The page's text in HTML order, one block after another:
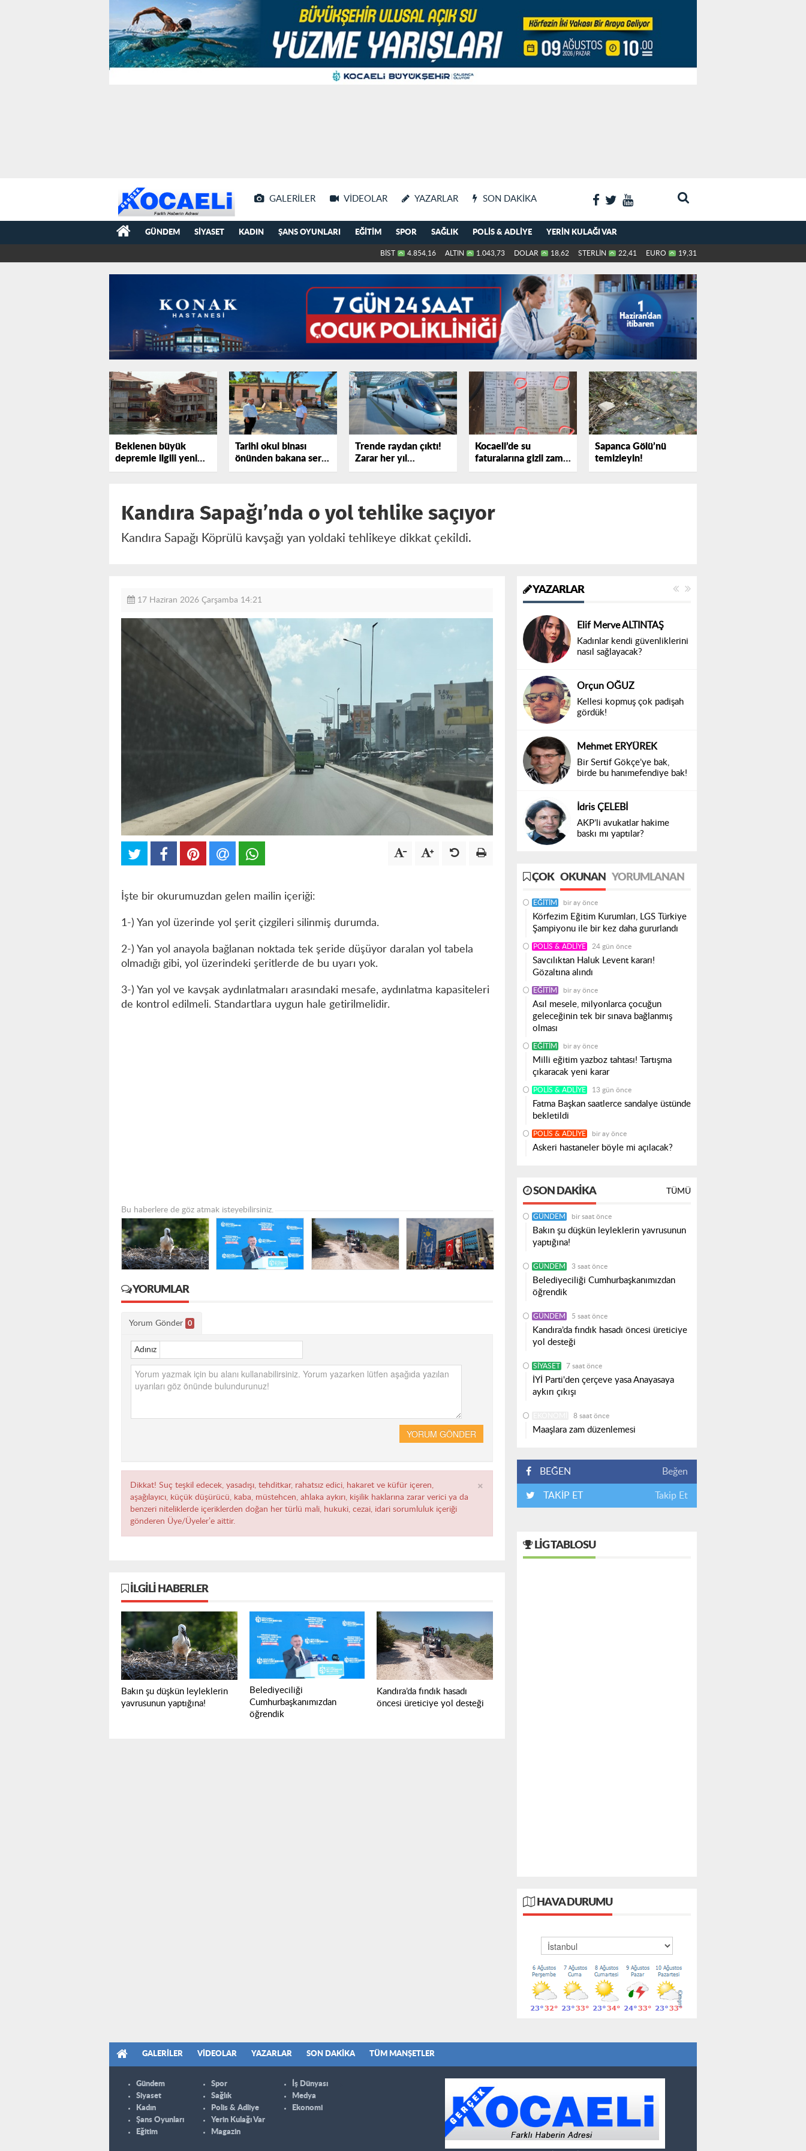
GALERILER VIDEOLAR YAZARLAR SON DAKIKA
GÜNDEM SIYASET KADIN ŞANS OYUNLARI EĞITIM SPOR SAĞLIK POLIS & ADLIYE YERIN KULAĞI VAR
BİST 4.854,16 ALTIN 1.043,73 DOLAR 18,62 STERLİN 22,41 EURO 19,31
Beklenen büyük
depremle ilgili yeni
uyarı
Tarihi okul binası
önünden bakana sert
tepki gösterdi!
Trende raydan çıktı!
Zarar her yıl
katlanıyor
Kocaeli’de su
faturalarına gizli zam
iddiası
Sapanca Gölü’nü
temizleyin!
Kandıra Sapağı’nda o yol tehlike saçıyor
Kandıra Sapağı Köprülü kavşağı yan yoldaki tehlikeye dikkat çekildi.
17 Haziran 2026 Çarşamba 14:21
İşte bir okurumuzdan gelen mailin içeriği:
1-) Yan yol üzerinde yol şerit çizgileri silinmiş durumda.
2-) Yan yol anayola bağlanan noktada tek şeride düşüyor daralan yol tabela
olmadığı gibi, yol üzerindeki şeritlerde de bu uyarı yok.
3-) Yan yol ve kavşak aydınlatmaları arasındaki mesafe, aydınlatma kapasiteleri
de kontrol edilmeli. Standartlara uygun hale getirilmelidir.
Bu haberlere de göz atmak isteyebilirsiniz.
YORUMLAR
Yorum Gönder 0
Adınız
YORUM GÖNDER
×
Dikkat! Suç teşkil edecek, yasadışı, tehditkar, rahatsız edici, hakaret ve küfür içeren,
aşağılayıcı, küçük düşürücü, kaba, müstehcen, ahlaka aykırı, kişilik haklarına zarar verici ya da
benzeri niteliklerde içeriklerden doğan her türlü mali, hukuki, cezai, idari sorumluluk içeriği
gönderen Üye/Üyeler’e aittir.
İLGILI HABERLER
Bakın şu düşkün leyleklerin
yavrusunun yaptığına!
Belediyeciliği
Cumhurbaşkanımızdan
öğrendik
Kandıra’da fındık hasadı
öncesi üreticiye yol desteği
YAZARLAR
Elif Merve ALTINTAŞ
Kadınlar kendi güvenliklerini
nasıl sağlayacak?
Orçun OĞUZ
Kellesi kopmuş çok padişah
gördük!
Mehmet ERYÜREK
Bir Sertif Gökçe’ye bak,
birde bu hanımefendiye bak!
İdris ÇELEBİ
AKP’li avukatlar hakime
baskı mı yaptılar?
ÇOK OKUNAN YORUMLANAN
EĞITIM bir ay önce
Körfezim Eğitim Kurumları, LGS Türkiye
Şampiyonu ile bir kez daha gururlandı
POLIS & ADLIYE 24 gün önce
Savcılıktan Haluk Levent kararı!
Gözaltına alındı
EĞITIM bir ay önce
Asıl mesele, milyonlarca çocuğun
geleceğinin tek bir sınava bağlanmış
olması
EĞITIM bir ay önce
Milli eğitim yazboz tahtası! Tartışma
çıkaracak yeni karar
POLIS & ADLIYE 13 gün önce
Fatma Başkan saatlerce sandalye üstünde
bekletildi
POLIS & ADLIYE bir ay önce
Askeri hastaneler böyle mi açılacak?
SON DAKIKA TÜMÜ
GÜNDEM bir saat önce
Bakın şu düşkün leyleklerin yavrusunun
yaptığına!
GÜNDEM 3 saat önce
Belediyeciliği Cumhurbaşkanımızdan
öğrendik
GÜNDEM 5 saat önce
Kandıra’da fındık hasadı öncesi üreticiye
yol desteği
SIYASET 7 saat önce
İYİ Parti'den çerçeve yasa Anayasaya
aykırı çıkışı
8 saat önce
Maaşlara zam düzenlemesi
BEĞEN Beğen
TAKİP ET Takip Et
LIG TABLOSU
HAVA DURUMU
GALERILER VIDEOLAR YAZARLAR SON DAKIKA TÜM MANŞETLER
Gündem
Siyaset
Kadın
Şans Oyunları
Eğitim
Spor
Sağlık
Polis & Adliye
Yerin Kulağı Var
Magazin
İş Dünyası
Medya
Ekonomi